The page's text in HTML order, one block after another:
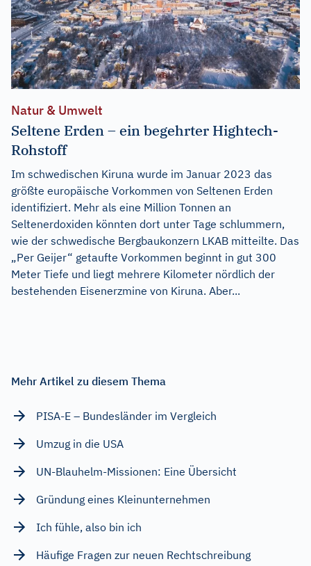
Natur & Umwelt
Seltene Erden – ein begehrter Hightech-
Rohstoff
Im schwedischen Kiruna wurde im Januar 2023 das
größte europäische Vorkommen von Seltenen Erden
identifiziert. Mehr als eine Million Tonnen an
Seltenerdoxiden könnten dort unter Tage schlummern,
wie der schwedische Bergbaukonzern LKAB mitteilte. Das
„Per Geijer“ getaufte Vorkommen beginnt in gut 300
Meter Tiefe und liegt mehrere Kilometer nördlich der
bestehenden Eisenerzmine von Kiruna. Aber...
Mehr Artikel zu diesem Thema
PISA-E – Bundesländer im Vergleich
Umzug in die USA
UN-Blauhelm-Missionen: Eine Übersicht
Gründung eines Kleinunternehmen
Ich fühle, also bin ich
Häufige Fragen zur neuen Rechtschreibung